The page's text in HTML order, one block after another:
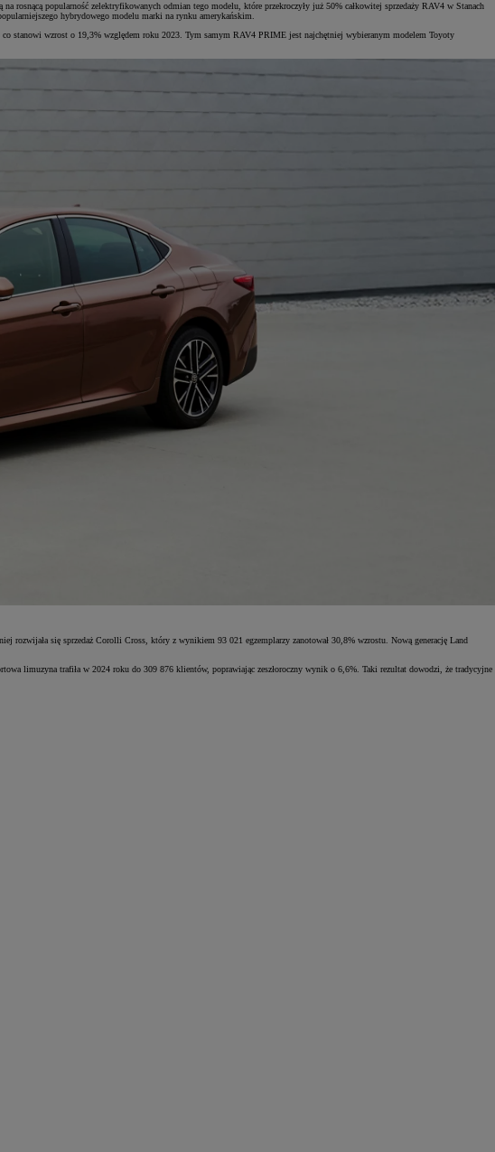
popularność zelektryfikowanych odmian tego modelu, które przekroczyły już 50% całkowitej sprzedaży RAV4 w Stanach
hybrydowego modelu marki na rynku amerykańskim.
stanowi wzrost o 19,3% względem roku 2023. Tym samym RAV4 PRIME jest najchętniej wybieranym modelem Toyoty
rozwijała się sprzedaż Corolli Cross, który z wynikiem 93 021 egzemplarzy zanotował 30,8% wzrostu. Nową generację Land
limuzyna trafiła w 2024 roku do 309 876 klientów, poprawiając zeszłoroczny wynik o 6,6%. Taki rezultat dowodzi, że tradycyjne